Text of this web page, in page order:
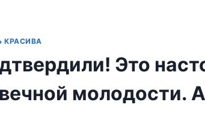
КРАСИВА
Это
молодости.